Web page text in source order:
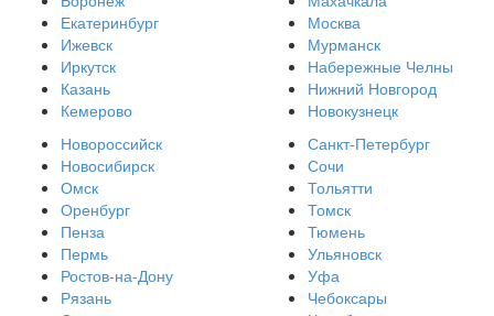
Екатеринбург
Ижевск
Иркутск
Казань
Кемерово
Москва
Мурманск
Набережные Челны
Нижний Новгород
Новокузнецк
Новороссийск
Новосибирск
Омск
Оренбург
Пенза
Пермь
Ростов-на-Дону
Рязань
Санкт-Петербург
Сочи
Тольятти
Томск
Тюмень
Ульяновск
Уфа
Чебоксары